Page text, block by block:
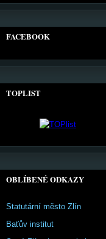
FACEBOOK
TOPLIST
OBLÍBENÉ ODKAZY
Statutární město Zlín
Baťův institut